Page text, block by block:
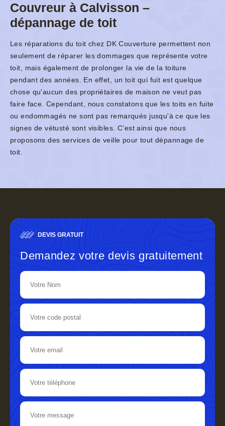
Couvreur à Calvisson –
dépannage de toit
Les réparations du toit chez DK Couverture permettent non
seulement de réparer les dommages que représente votre
toit, mais également de prolonger la vie de la toiture
pendant des années. En effet, un toit qui fuit est quelque
chose qu'aucun des propriétaires de maison ne veut pas
faire face. Cependant, nous constatons que les toits en fuite
ou endommagés ne sont pas remarqués jusqu'à ce que les
signes de vétusté sont visibles. C’est ainsi que nous
proposons des services de veille pour tout dépannage de
toit.
DEVIS GRATUIT
Demandez votre devis gratuitement